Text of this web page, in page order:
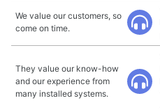
We value our customers, so
come on time.
They value our know-how
and our experience from
many installed systems.